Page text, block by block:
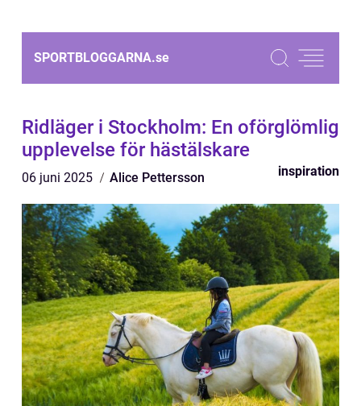
SPORTBLOGGARNA.se
Ridläger i Stockholm: En oförglömlig
upplevelse för hästälskare
06 juni 2025 Alice Pettersson inspiration